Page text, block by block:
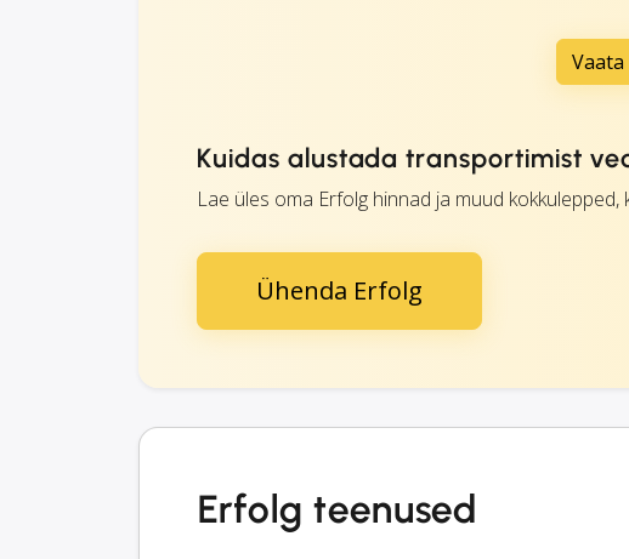
Kuidas alustada transportimist
Lae üles oma Erfolg hinnad ja muud
Ühenda Erfolg
Erfolg teenused